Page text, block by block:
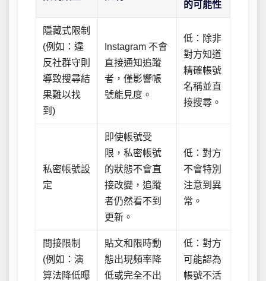
的可能性
隱藏式限制
(例如：違
反社群守則
導致搜尋結
果難以找
到)
Instagram 不會
直接通知追蹤
者，僅影響帳
號能見度。
低：除非
對方知道
精確帳號
名稱並直
接搜尋。
私密帳號設
定
即使帳號受
限，私密帳號
的狀態不會直
接改變，追蹤
者仍然看不到
更新。
低：對方
不會特別
注意到異
常。
間接限制
(例如：演
算法降低曝
貼文和限時動
態出現頻率降
低或完全不出
低：對方
可能認為
帳號不活